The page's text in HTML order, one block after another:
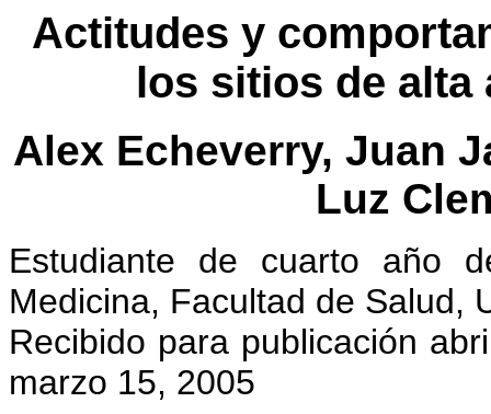
Actitudes y
los sitios de alta
Alex Echeverry, Juan
Luz
Estudiante de cuarto año
Medicina, Facultad de Salud,
Recibido para publicación
marzo 15, 2005